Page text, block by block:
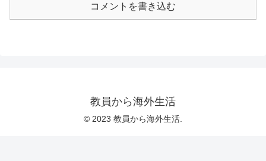
コメントを書き込む
教員から海外生活
© 2023 教員から海外生活.